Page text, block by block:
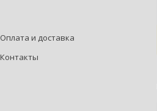
Оплата и доставка
Контакты